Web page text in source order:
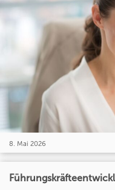
8. Mai 2026